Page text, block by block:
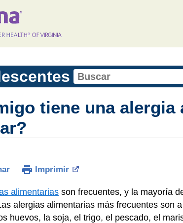
tiene una
Imprimir
alimentarias son frecuentes, y la mayoría
alergias alimentarias más frecuentes son
huevos, la soja, el trigo, el pescado, el